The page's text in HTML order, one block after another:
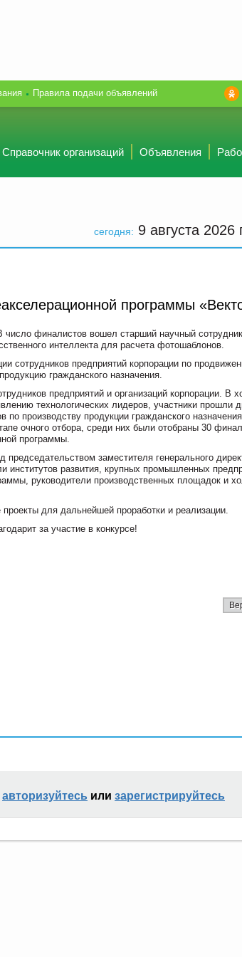
Правила подачи объявлений
Справочник организаций Объявления
сегодня: 9 августа 2026
программы
число финалистов вошел старший научный
интеллекта для расчета фотошаблонов.
сотрудников предприятий корпорации по
гражданского назначения.
предприятий и организаций корпорации. В
технологических лидеров, участники прошли
по производству продукции гражданского
очного отбора, среди них были отобраны 30
программы.
заместителя генерального
развития, крупных промышленных
руководители производственных площадок и
для дальнейшей проработки и реализации.
за участие в конкурсе!
авторизуйтесь или зарегистрируйтесь